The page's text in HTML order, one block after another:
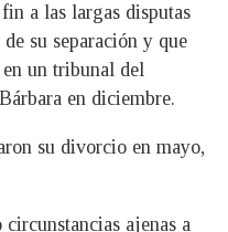
a las largas disputas
su separación y que
en un tribunal del
en diciembre.
su divorcio en mayo,
ajenas a